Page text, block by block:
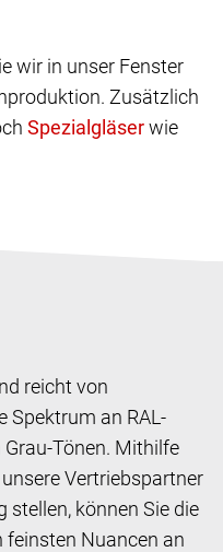
wir in unser Fenster
Zusätzlich
wie
reicht von
Spektrum an RAL-
Tönen. Mithilfe
Vertriebspartner
stellen, können Sie die
feinsten Nuancen an